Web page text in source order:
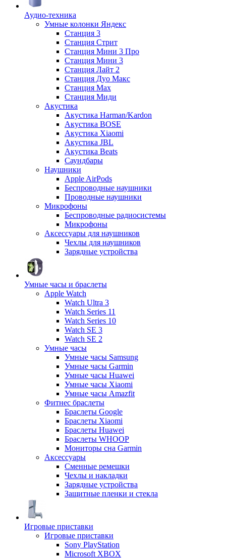
Аудио-техника
Умные колонки Яндекс
Станция 3
Станция Стрит
Станция Мини 3 Про
Станция Мини 3
Станция Лайт 2
Станция Дуо Макс
Станция Max
Станция Миди
Акустика
Акустика Harman/Kardon
Акустика BOSE
Акустика Xiaomi
Акустика JBL
Акустика Beats
Саундбары
Наушники
Apple AirPods
Беспроводные наушники
Проводные наушники
Микрофоны
Беспроводные радиосистемы
Микрофоны
Аксессуары для наушников
Чехлы для наушников
Зарядные устройства
Умные часы и браслеты
Apple Watch
Watch Ultra 3
Watch Series 11
Watch Series 10
Watch SE 3
Watch SE 2
Умные часы
Умные часы Samsung
Умные часы Garmin
Умные часы Huawei
Умные часы Xiaomi
Умные часы Amazfit
Фитнес браслеты
Браслеты Google
Браслеты Xiaomi
Браслеты Huawei
Браслеты WHOOP
Мониторы сна Garmin
Аксессуары
Сменные ремешки
Чехлы и накладки
Зарядные устройства
Защитные пленки и стекла
Игровые приставки
Игровые приставки
Sony PlayStation
Microsoft XBOX